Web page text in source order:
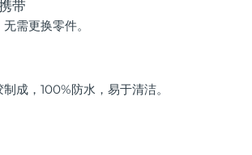
带
需更换零件。
成，100%防水，易于清洁。